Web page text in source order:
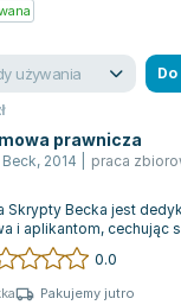
używania
prawnicza
Beck, 2014 praca
Skrypty Becka jest
i aplikantom, cechując
merytoryczną i
0.0
Pakujemy jutro